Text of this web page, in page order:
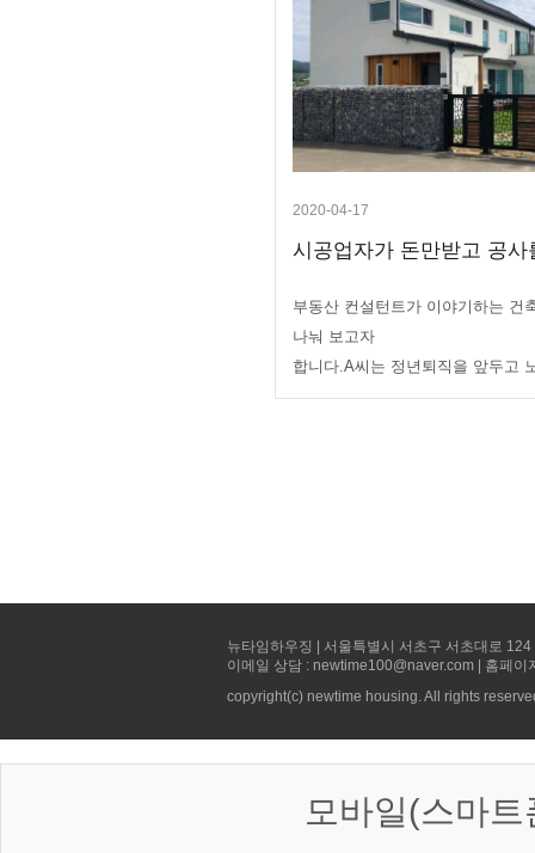
2020-04-17
시공업자가 돈만받고 공사
부동산 컨설턴트가 이야기하는 건
나눠 보고자
합니다.A씨는 정년퇴직을 앞두고
뉴타임하우징 | 서울특별시 서초구 서초대로
이메일 상담 : newtime100@naver.com | 홈페
copyright(c) newtime housing. All rights
모바일(스마